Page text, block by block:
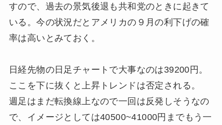
すので、過去の景気後退も共和党のときに起きて
いる。今の状況だとアメリカの９月の利下げの確
率は高いとみておく。
日経先物の日足チャートで大事なのは39200円。
ここを下に抜くと上昇トレンドは否定される。
週足はまだ転換線上なので一回は反発しそうなの
で、イメージとしては40500~41000円までもう一